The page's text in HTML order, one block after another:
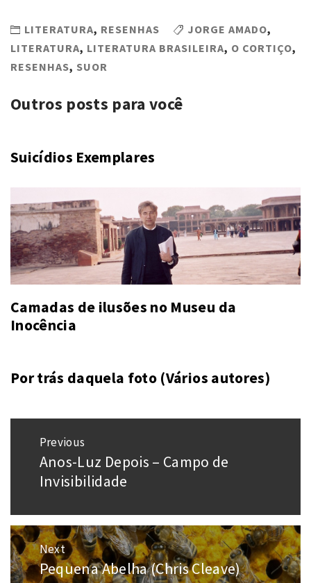
LITERATURA, RESENHAS JORGE AMADO,
LITERATURA, LITERATURA BRASILEIRA, O CORTIÇO,
RESENHAS, SUOR
Outros posts para você
Suicídios Exemplares
Camadas de ilusões no Museu da
Inocência
Por trás daquela foto (Vários autores)
Navegação
Post
Previous
Previous
post:
Anos-Luz Depois – Campo de
Invisibilidade
Next
Next
Pequena Abelha (Chris Cleave)